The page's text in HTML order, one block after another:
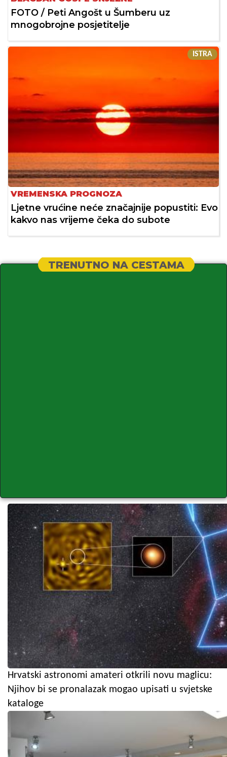
FOTO / Peti Angošt u Šumberu uz
mnogobrojne posjetitelje
ISTRA
VREMENSKA PROGNOZA
Ljetne vrućine neće značajnije popustiti: Evo
kakvo nas vrijeme čeka do subote
TRENUTNO NA CESTAMA
Hrvatski astronomi amateri otkrili novu maglicu:
Njihov bi se pronalazak mogao upisati u svjetske
kataloge